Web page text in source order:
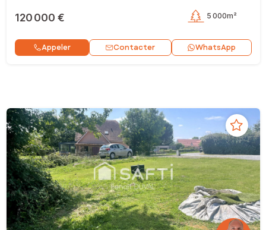
120 000 € 5 000m²
Appeler Contacter WhatsApp